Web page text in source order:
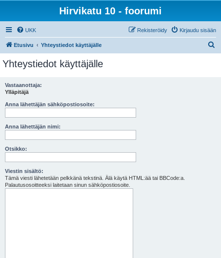
Hirvikatu 10 - foorumi
UKK Kirjaudu sisään
Rekisteröidy
Etusivu Yhteystiedot käyttäjälle
Yhteystiedot käyttäjälle
Vastaanottaja:
Ylläpitäjä
Anna lähettäjän sähköpostiosoite:
Anna lähettäjän nimi:
Otsikko:
Viestin sisältö:
Tämä viesti lähetetään pelkkänä tekstinä. Älä käytä HTML:ää tai BBCode:a.
Palautusosoitteeksi laitetaan sinun sähköpostiosoite.